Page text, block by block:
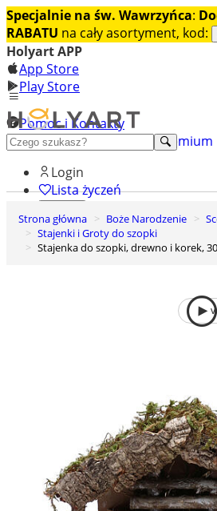
Specjalnie na św. Wawrzyńca:
RABATU na cały asortyment, kod:
Holyart APP
App Store
Play Store
Pomoc i Kontakty
+48 222 922 860
Odkryj premium
Login
Lista życzeń
0
Koszyk
Strona główna Boże Narodzenie
Stajenki i Groty do szopki
Stajenka do szopki, drewno i korek,